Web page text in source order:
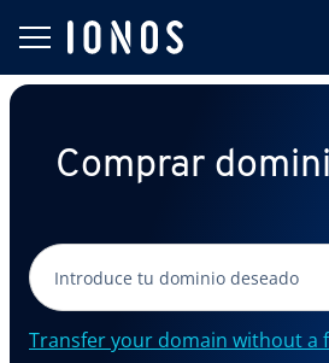
Comprar
Transfer your domain without a